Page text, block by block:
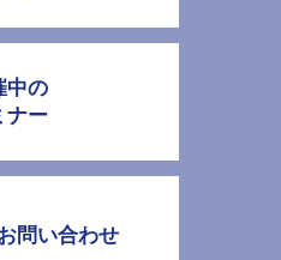
中の
ナー
問い合わせ